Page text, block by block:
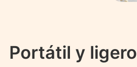
Portátil y ligero